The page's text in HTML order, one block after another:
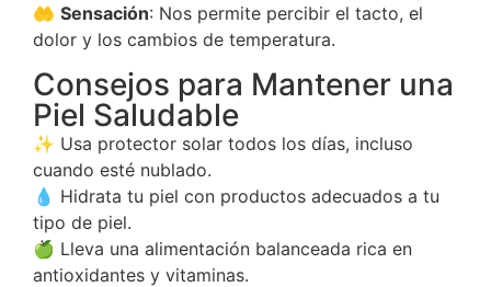
🤲 Sensación: Nos permite percibir el tacto, el
dolor y los cambios de temperatura.
Consejos para Mantener una
Piel Saludable
✨ Usa protector solar todos los días, incluso
cuando esté nublado.
💧 Hidrata tu piel con productos adecuados a tu
tipo de piel.
🍏 Lleva una alimentación balanceada rica en
antioxidantes y vitaminas.